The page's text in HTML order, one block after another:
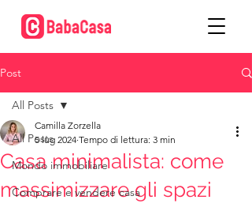
Post
All Posts
Mondo immobiliare
Comprare e vendere casa
All Posts
Casa minimalista: come
massimizzare gli spazi
Camilla Zorzella
5 lug 2024 Tempo di lettura: 3 min